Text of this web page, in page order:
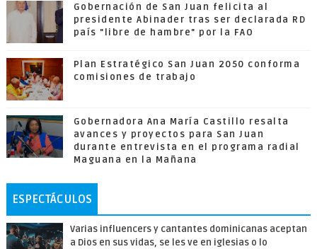
Gobernación de San Juan felicita al
presidente Abinader tras ser declarada RD
país "libre de hambre" por la FAO
Plan Estratégico San Juan 2050 conforma
comisiones de trabajo
Gobernadora Ana María Castillo resalta
avances y proyectos para San Juan
durante entrevista en el programa radial
Maguana en la Mañana
ESPECTÁCULOS
Varias influencers y cantantes dominicanas aceptan
a Dios en sus vidas, se les ve en iglesias o lo